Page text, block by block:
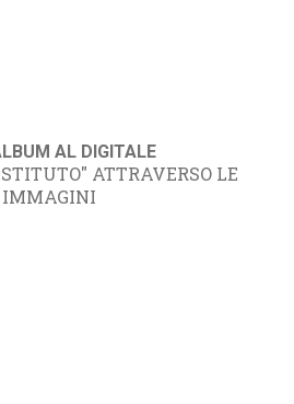
AL DIGITALE
ATTRAVERSO LE
IMMAGINI